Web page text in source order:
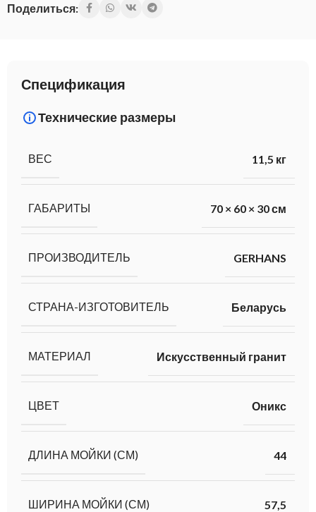
Поделиться:
Спецификация
Технические размеры
ВЕС 11,5 кг
ГАБАРИТЫ 70 × 60 × 30 см
ПРОИЗВОДИТЕЛЬ GERHANS
СТРАНА-ИЗГОТОВИТЕЛЬ Беларусь
МАТЕРИАЛ Искусственный гранит
ЦВЕТ Оникс
ДЛИНА МОЙКИ (СМ) 44
ШИРИНА МОЙКИ (СМ) 57,5